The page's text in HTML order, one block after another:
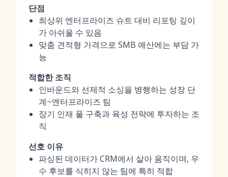
단점
최상위 엔터프라이즈 슈트 대비 리포팅 깊이
가 아쉬울 수 있음
맞춤 견적형 가격으로 SMB 예산에는 부담 가
능
적합한 조직
인바운드와 선제적 소싱을 병행하는 성장 단
계~엔터프라이즈 팀
장기 인재 풀 구축과 육성 전략에 투자하는 조
직
선호 이유
파싱된 데이터가 CRM에서 살아 움직이며, 우
수 후보를 식히지 않는 팀에 특히 적합